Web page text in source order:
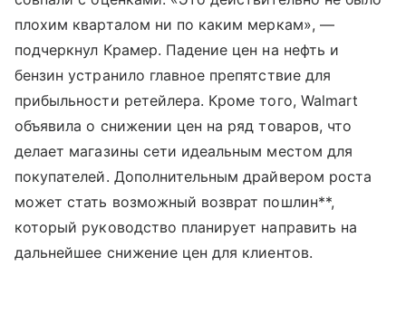
плохим кварталом ни по каким меркам», —
подчеркнул Крамер. Падение цен на нефть и
бензин устранило главное препятствие для
прибыльности ретейлера. Кроме того, Walmart
объявила о снижении цен на ряд товаров, что
делает магазины сети идеальным местом для
покупателей. Дополнительным драйвером роста
может стать возможный возврат пошлин**,
который руководство планирует направить на
дальнейшее снижение цен для клиентов.